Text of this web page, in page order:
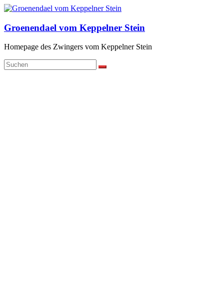
Zum
springen
Groenendael vom Keppelner Stein
Homepage des Zwingers vom Keppelner Stein